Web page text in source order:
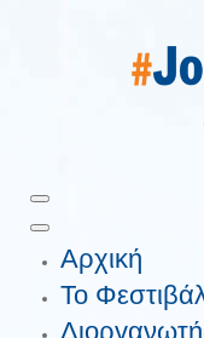
Αρχική
Το